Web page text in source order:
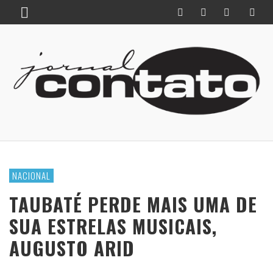
NACIONAL
TAUBATÉ PERDE MAIS UMA DE
SUA ESTRELAS MUSICAIS,
AUGUSTO ARID